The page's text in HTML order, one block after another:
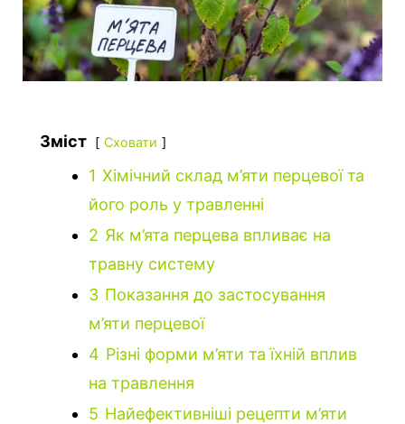
Зміст Сховати
1 Хімічний склад м’яти перцевої та
його роль у травленні
2 Як м’ята перцева впливає на
травну систему
3 Показання до застосування
м’яти перцевої
4 Різні форми м’яти та їхній вплив
на травлення
5 Найефективніші рецепти м’яти